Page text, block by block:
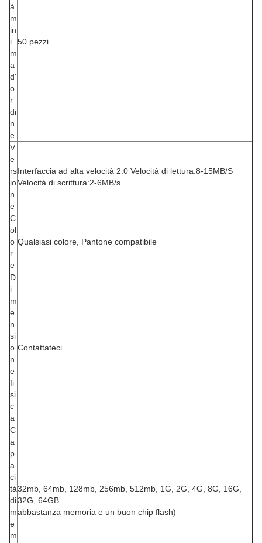
à
m
in
i
m
a
d'
o
r
di
n
e
50 pezzi
V
e
rs
io
n
e
Interfaccia ad alta velocità 2.0 Velocità di lettura:8-15MB/S
Velocità di scrittura:2-6MB/s
C
ol
o
r
e
Qualsiasi colore, Pantone compatibile
D
i
m
e
n
si
o
n
e
fi
si
c
a
Contattateci
C
a
p
a
ci
tà
di
m
e
m
32mb, 64mb, 128mb, 256mb, 512mb, 1G, 2G, 4G, 8G, 16G,
32G, 64GB.
abbastanza memoria e un buon chip flash)